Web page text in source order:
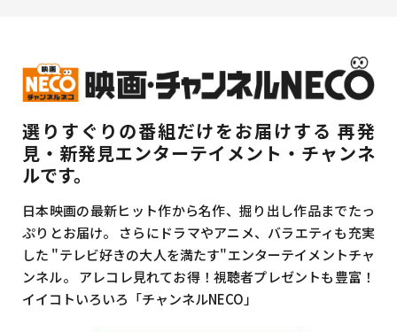
選りすぐりの番組だけをお届けする 再発
見・新発見エンターテイメント・チャンネ
ルです。
日本映画の最新ヒット作から名作、掘り出し作品までたっ
ぷりとお届け。
さらにドラマやアニメ、バラエティも充実
した "テレビ好きの大人を満たす"エンターテイメントチャ
ンネル。
アレコレ見れてお得！視聴者プレゼントも豊富！
イイコトいろいろ「チャンネルNECO」